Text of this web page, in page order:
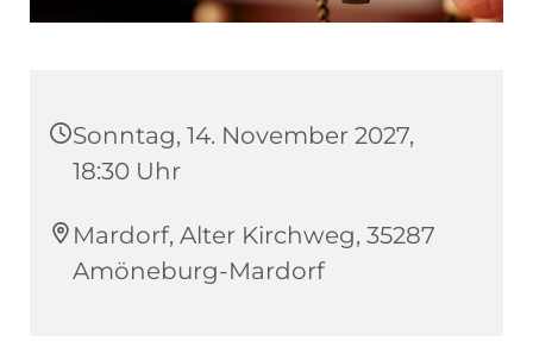
Sonntag, 14. November 2027,
18:30 Uhr
Mardorf, Alter Kirchweg, 35287
Amöneburg-Mardorf